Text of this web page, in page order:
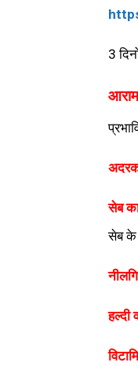
3
सेब
सेब के
हल्दी